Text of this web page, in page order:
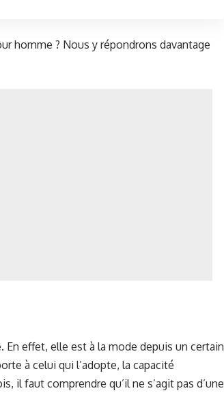
homme ? Nous y répondrons davantage
En effet, elle est à la mode depuis un certain
à celui qui l’adopte, la capacité
il faut comprendre qu’il ne s’agit pas d’une